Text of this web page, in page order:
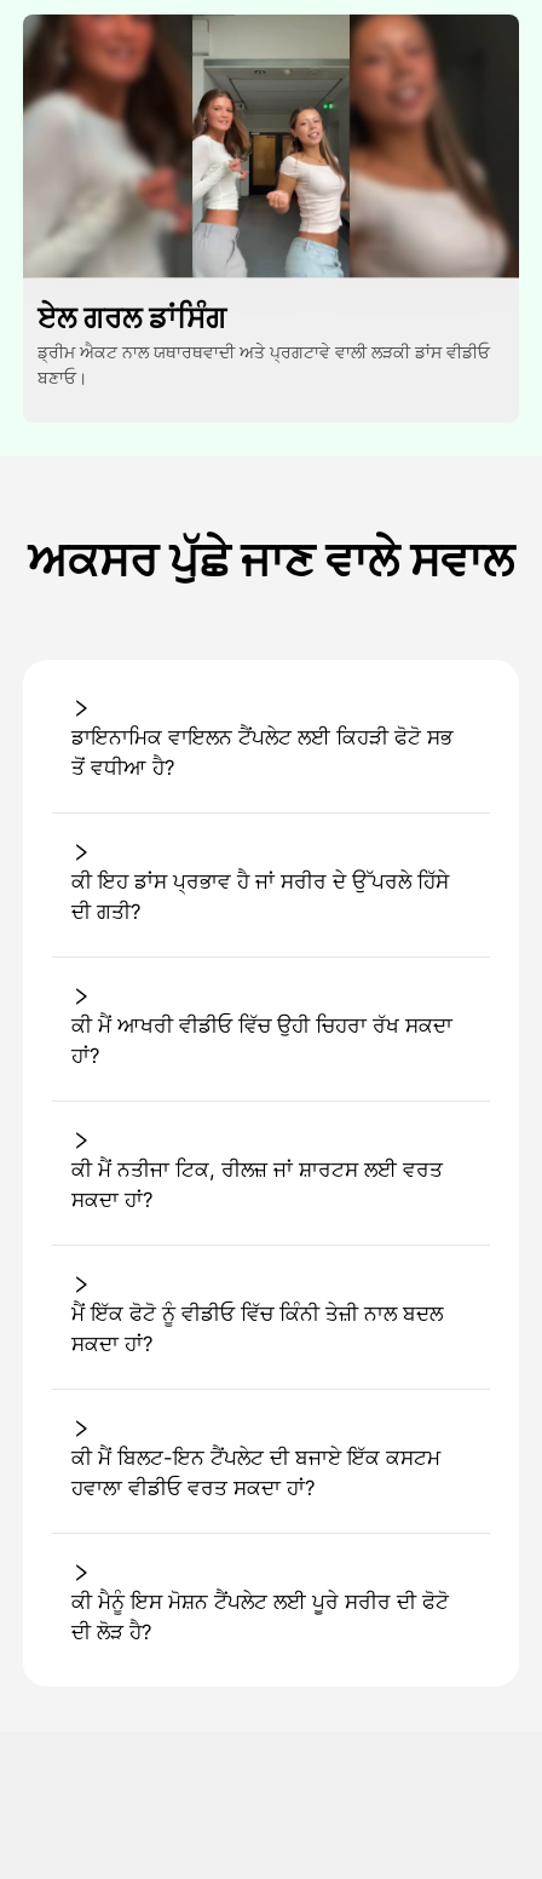
ਏਲ ਗਰਲ ਡਾਂਸਿੰਗ
ਡ੍ਰੀਮ ਐਕਟ ਨਾਲ ਯਥਾਰਥਵਾਦੀ ਅਤੇ ਪ੍ਰਗਟਾਵੇ ਵਾਲੀ ਲੜਕੀ ਡਾਂਸ ਵੀਡੀਓ
ਬਣਾਓ।
ਅਕਸਰ ਪੁੱਛੇ ਜਾਣ ਵਾਲੇ ਸਵਾਲ
ਡਾਇਨਾਮਿਕ ਵਾਇਲਨ ਟੈਂਪਲੇਟ ਲਈ ਕਿਹੜੀ ਫੋਟੋ ਸਭ
ਤੋਂ ਵਧੀਆ ਹੈ?
ਕੀ ਇਹ ਡਾਂਸ ਪ੍ਰਭਾਵ ਹੈ ਜਾਂ ਸਰੀਰ ਦੇ ਉੱਪਰਲੇ ਹਿੱਸੇ
ਦੀ ਗਤੀ?
ਕੀ ਮੈਂ ਆਖਰੀ ਵੀਡੀਓ ਵਿੱਚ ਉਹੀ ਚਿਹਰਾ ਰੱਖ ਸਕਦਾ
ਹਾਂ?
ਕੀ ਮੈਂ ਨਤੀਜਾ ਟਿਕ, ਰੀਲਜ਼ ਜਾਂ ਸ਼ਾਰਟਸ ਲਈ ਵਰਤ
ਸਕਦਾ ਹਾਂ?
ਮੈਂ ਇੱਕ ਫੋਟੋ ਨੂੰ ਵੀਡੀਓ ਵਿੱਚ ਕਿੰਨੀ ਤੇਜ਼ੀ ਨਾਲ ਬਦਲ
ਸਕਦਾ ਹਾਂ?
ਕੀ ਮੈਂ ਬਿਲਟ-ਇਨ ਟੈਂਪਲੇਟ ਦੀ ਬਜਾਏ ਇੱਕ ਕਸਟਮ
ਹਵਾਲਾ ਵੀਡੀਓ ਵਰਤ ਸਕਦਾ ਹਾਂ?
ਕੀ ਮੈਨੂੰ ਇਸ ਮੋਸ਼ਨ ਟੈਂਪਲੇਟ ਲਈ ਪੂਰੇ ਸਰੀਰ ਦੀ ਫੋਟੋ
ਦੀ ਲੋੜ ਹੈ?